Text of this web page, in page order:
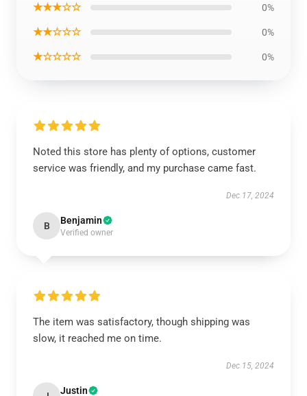
★★★☆☆ 0%
★★☆☆☆ 0%
★☆☆☆☆ 0%
Noted this store has plenty of options, customer
service was friendly, and my purchase came fast.
Dec 17, 2024
B Benjamin
Verified owner
The item was satisfactory, though shipping was
slow, it reached me on time.
Dec 15, 2024
Justin